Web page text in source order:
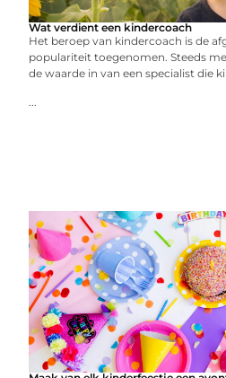
Wat verdient een kindercoach
Het beroep van kindercoach is de
populariteit toegenomen. Steeds
de waarde in van een specialist die
...